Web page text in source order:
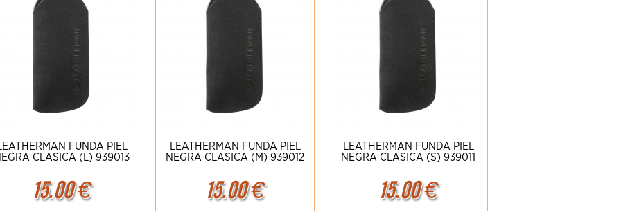
FUNDA PIEL
CLASICA (L) 939013
15.00€
Ampliar Detalles
LEATHERMAN FUNDA PIEL
NEGRA CLASICA (M) 939012
15.00€
Ampliar Detalles
LEATHERMAN FUNDA PIEL
NEGRA CLASICA (S) 939011
15.00€
Ampliar Detalles